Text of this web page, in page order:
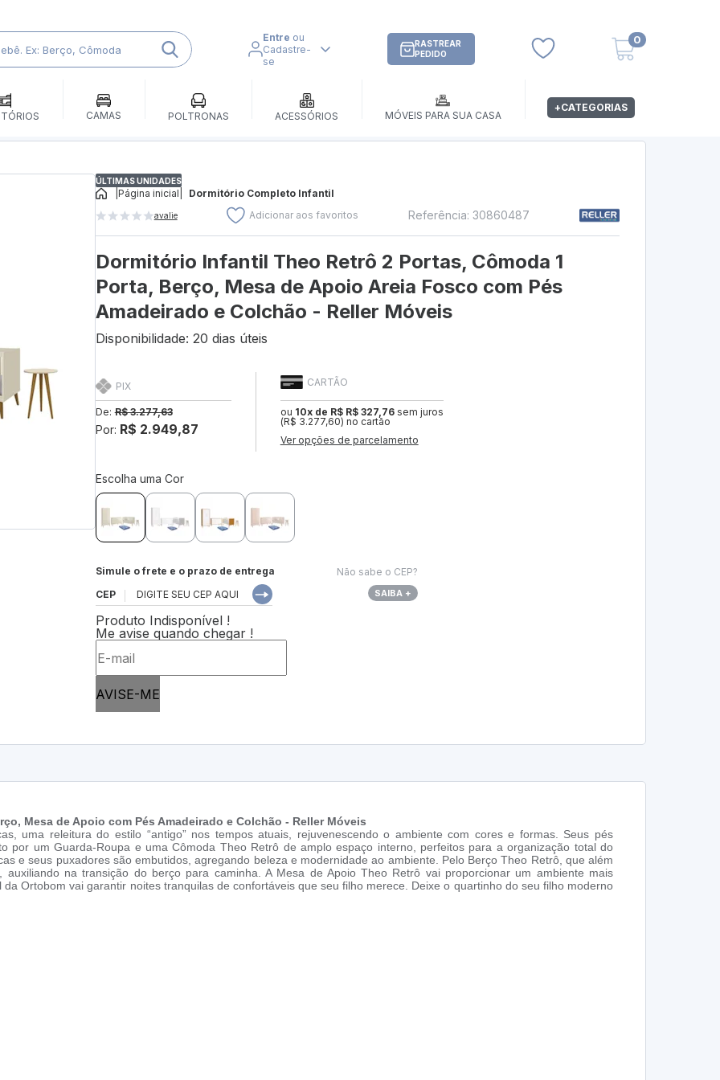
Entre ou
Cadastre-
se
RASTREAR
PEDIDO
0
CAMAS POLTRONAS ACESSÓRIOS MÓVEIS PARA SUA CASA
+CATEGORIAS
ÚLTIMAS UNIDADES
Página inicial Dormitório Completo Infantil
avalie Adicionar aos favoritos Referência: 30860487
Dormitório Infantil Theo Retrô 2 Portas, Cômoda 1
Porta, Berço, Mesa de Apoio Areia Fosco com Pés
Amadeirado e Colchão - Reller Móveis
Disponibilidade: 20 dias úteis
CARTÃO
ou 10x de R$ R$ 327,76sem juros
(R$ 3.277,60) no cartão
Ver opções de parcelamento
PIX
De: R$ 3.277,63
Por: R$ 2.949,87
Escolha uma Cor
Simule o frete e o prazo de entrega
CEP
Não sabe o CEP?
SAIBA +
Produto Indisponível !
Me avise quando chegar !
AVISE-ME
Mesa de Apoio com Pés Amadeirado e Colchão - Reller Móveis
uma releitura do estilo “antigo” nos tempos atuais, rejuvenescendo o ambiente com cores e formas. Seus pés
por um Guarda-Roupa e uma Cômoda Theo Retrô de amplo espaço interno, perfeitos para a organização total do
e seus puxadores são embutidos, agregando beleza e modernidade ao ambiente. Pelo Berço Theo Retrô, que além
na transição do berço para caminha. A Mesa de Apoio Theo Retrô vai proporcionar um ambiente mais
Ortobom vai garantir noites tranquilas de confortáveis que seu filho merece. Deixe o quartinho do seu filho moderno